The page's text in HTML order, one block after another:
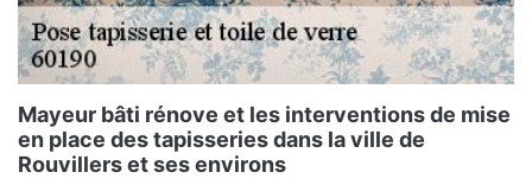
Mayeur bâti rénove et les interventions de mise
en place des tapisseries dans la ville de
Rouvillers et ses environs